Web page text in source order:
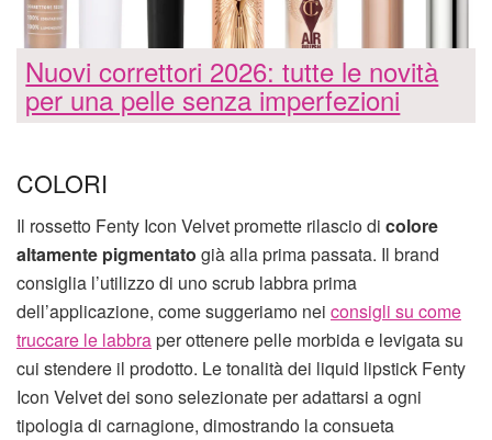
Nuovi correttori 2026: tutte le novità
per una pelle senza imperfezioni
COLORI
Il rossetto Fenty Icon Velvet promette rilascio di colore
altamente pigmentato già alla prima passata. Il brand
consiglia l’utilizzo di uno scrub labbra prima
dell’applicazione, come suggeriamo nei consigli su come
truccare le labbraper ottenere pelle morbida e levigata su
cui stendere il prodotto. Le tonalità dei liquid lipstick Fenty
Icon Velvet dei sono selezionate per adattarsi a ogni
tipologia di carnagione, dimostrando la consueta